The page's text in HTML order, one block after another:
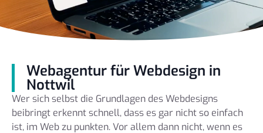
Webagentur für Webdesign in
Nottwil
Wer sich selbst die Grundlagen des Webdesigns
beibringt erkennt schnell, dass es gar nicht so einfach
ist, im Web zu punkten. Vor allem dann nicht, wenn es